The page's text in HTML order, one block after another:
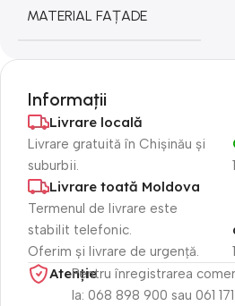
MATERIAL FAȚADE
Informații
Livrare locală
Livrare gratuită în Chișinău și
suburbii.
Livrare toată Moldova
Termenul de livrare este
stabilit telefonic.
Oferim și livrare de urgență.
Atenție​Pentru înregistrarea
la: 068 898 900 sau 061 171